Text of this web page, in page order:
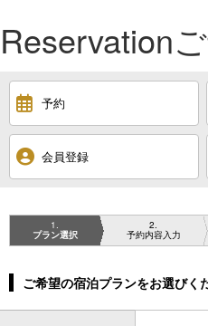
Reservation
予約
会員登録
1
プラン選択
2
予約内容入力
ご希望の宿泊プランをお選びく